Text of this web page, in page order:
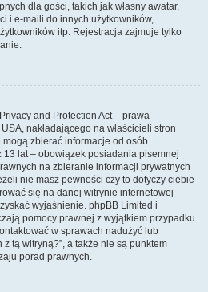
dla gości, takich jak własny awatar,
i e-maili do innych użytkowników,
itp. Rejestracja zajmuje tylko
and Protection Act – prawa
nakładającego na właścicieli stron
zbierać informacje od osób
13 lat – obowiązek posiadania pisemnej
na zbieranie informacji prywatnych
nie masz pewności czy to dotyczy ciebie
się na danej witrynie internetowej –
wyjaśnienie. phpBB Limited i
pomocy prawnej z wyjątkiem przypadku
w sprawach nadużyć lub
tą witryną?”, a także nie są punktem
porad prawnych.